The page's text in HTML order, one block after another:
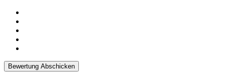
Bewertung Abschicken